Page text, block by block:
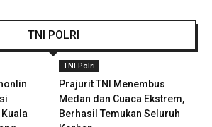
TNI POLRI
TNI Polri
Prajurit TNI Menembus
Medan dan Cuaca Ekstrem,
Berhasil Temukan Seluruh